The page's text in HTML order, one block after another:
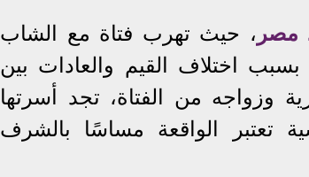
مصر ، حيث تهرب فتاة مع الشاب
اختلاف القيم والعادات بين
وزواجه من الفتاة، تجد أسرتها
تعتبر الواقعة مساسًا بالشرف